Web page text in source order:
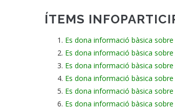
ÍTEMS
Es dona informació bàsica
Es dona informació bàsica
Es dona informació bàsica
Es dona informació bàsica
Es dona informació bàsica
Es dona informació bàsica